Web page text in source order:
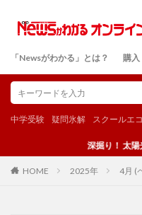
「Newsがわかる」とは？ 購入
中学受験 疑問氷解 スクールエ
深掘り！ 太陽光
HOME 2025年 4月 (